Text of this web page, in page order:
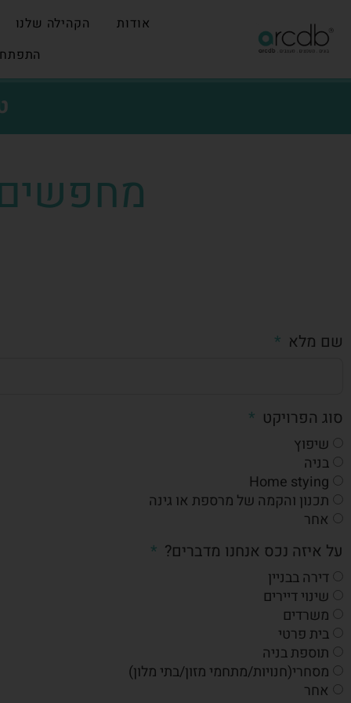
אודות הקהילה שלנו
שם מלא
סוג הפרויקט
שיפוץ
בניה
Home stying
תכנון והקמה של מרספת או גינה
אחר
על איזה נכס אנחנו מדברים?
דירה בבניין
שינוי דיירים
משרדים
בית פרטי
תוספת בניה
מסחרי(חנויות/מתחמי מזון/בתי מלון)
אחר